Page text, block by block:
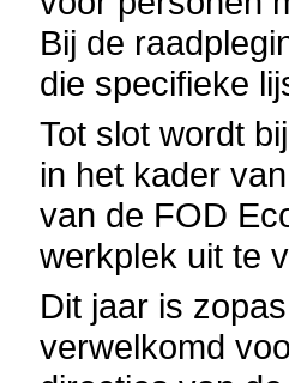
Bij de
die specifieke
Tot slot wordt
in het kader
van de FOD
werkplek uit te
Dit jaar is
verwelkomd